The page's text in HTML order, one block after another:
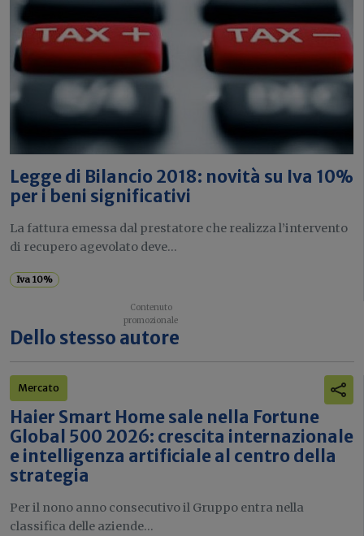
Legge di Bilancio 2018: novità su Iva 10%
per i beni significativi
La fattura emessa dal prestatore che realizza l’intervento
di recupero agevolato deve...
Iva 10%
Dello stesso autore
Mercato
Haier Smart Home sale nella Fortune
Global 500 2026: crescita internazionale
e intelligenza artificiale al centro della
strategia
Per il nono anno consecutivo il Gruppo entra nella
classifica delle aziende...